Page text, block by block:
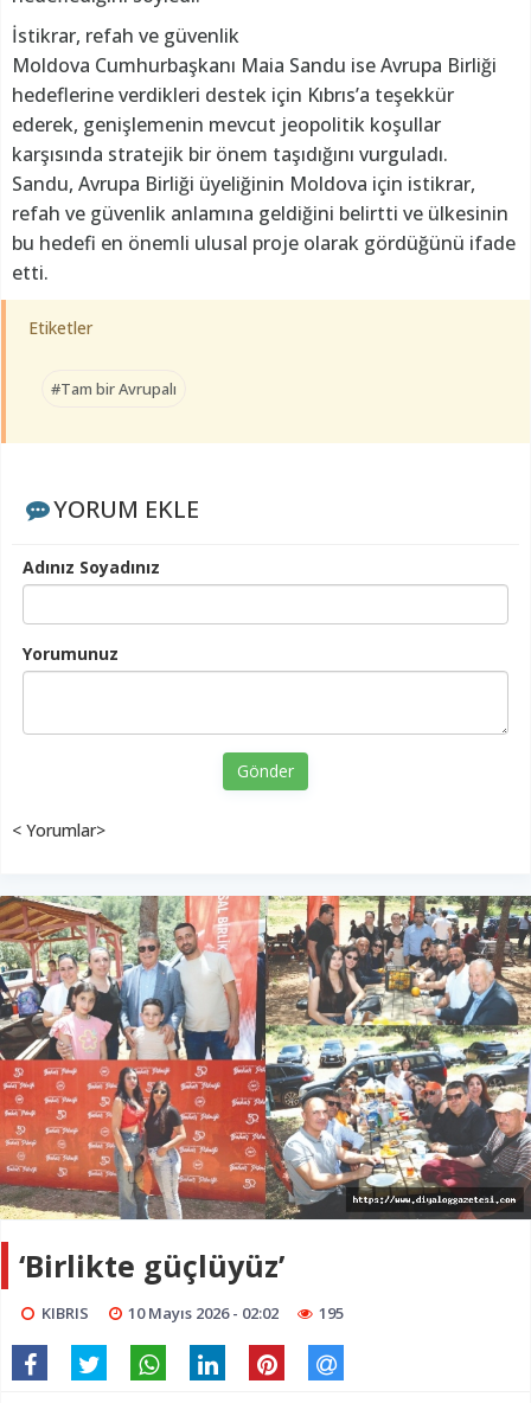
İstikrar, refah ve güvenlik
Moldova Cumhurbaşkanı Maia Sandu ise Avrupa Birliği
hedeflerine verdikleri destek için Kıbrıs’a teşekkür
ederek, genişlemenin mevcut jeopolitik koşullar
karşısında stratejik bir önem taşıdığını vurguladı.
Sandu, Avrupa Birliği üyeliğinin Moldova için istikrar,
refah ve güvenlik anlamına geldiğini belirtti ve ülkesinin
bu hedefi en önemli ulusal proje olarak gördüğünü ifade
etti.
Etiketler
#Tam bir Avrupalı
YORUM EKLE
Adınız Soyadınız
Yorumunuz
Gönder
< Yorumlar>
‘Birlikte güçlüyüz’
KIBRIS 10 Mayıs 2026 - 02:02 195